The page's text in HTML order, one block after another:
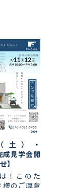
土）・
成見学会開
】
！このた
様のご厚意